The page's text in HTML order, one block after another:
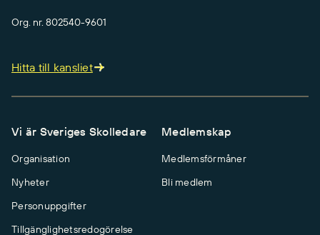
Org. nr. 802540-9601
Hitta till kansliet
Vi är Sveriges Skolledare
Organisation
Nyheter
Personuppgifter
Tillgänglighetsredogörelse
Medlemskap
Medlemsförmåner
Bli medlem